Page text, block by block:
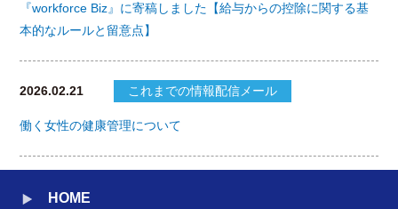
『workforce Biz』に寄稿しました【給与からの控除に関する基
本的なルールと留意点】
2026.02.21 これまでの情報配信メール
働く女性の健康管理について
HOME